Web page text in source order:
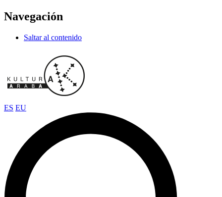
Navegación
Saltar al contenido
ES EU